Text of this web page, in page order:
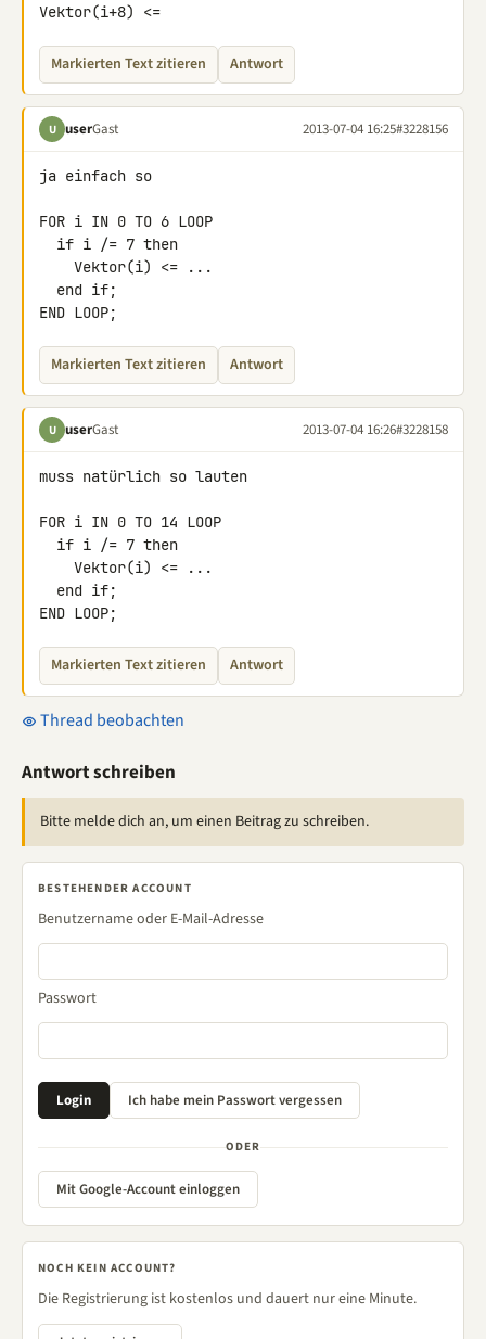
Vektor(i+8) <=
Markierten Text zitieren Antwort
U userGast 2013-07-04 16:25#3228156
ja einfach so
FOR i IN 0 TO 6 LOOP
END LOOP;
Markierten Text zitieren Antwort
U userGast 2013-07-04 16:26#3228158
muss natürlich so lauten
FOR i IN 0 TO 14 LOOP
END LOOP;
Markierten Text zitieren Antwort
Thread beobachten
Antwort schreiben
Bitte melde dich an, um einen Beitrag zu schreiben.
BESTEHENDER ACCOUNT
Benutzername oder E-Mail-Adresse
Passwort
ODER
Mit Google-Account einloggen
NOCH KEIN ACCOUNT?
Die Registrierung ist kostenlos und dauert nur eine Minute.